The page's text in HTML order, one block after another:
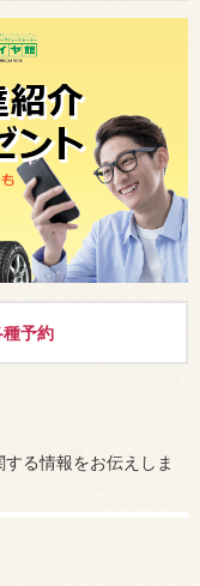
予約
る情報をお伝えしま